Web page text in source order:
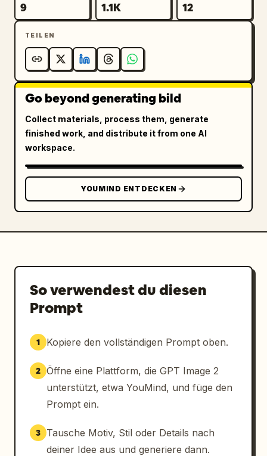
9 1.1K 12
TEILEN
Go beyond generating bild
Collect materials, process them, generate
finished work, and distribute it from one AI
workspace.
YOUMIND ENTDECKEN
So verwendest du diesen
Prompt
1 Kopiere den vollständigen Prompt oben.
2 Öffne eine Plattform, die GPT Image 2
unterstützt, etwa YouMind, und füge den
Prompt ein.
3
Tausche Motiv, Stil oder Details nach
deiner Idee aus und generiere dann.